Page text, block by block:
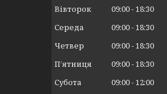
Вівторок
09:00 18:30
Середа
09:00 18:30
Четвер
09:00 18:30
Пʼятниця
09:00 18:30
Субота
09:00 12:00